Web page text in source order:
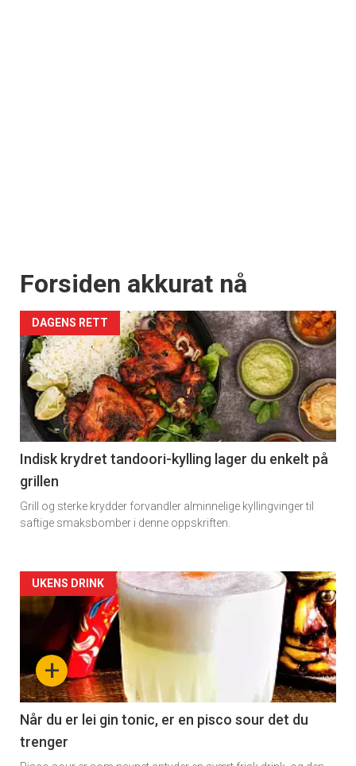
Forsiden akkurat nå
DAGENS RETT
Indisk krydret tandoori-kylling lager du enkelt på
grillen
Grill og sterke krydder forvandler alminnelige kyllingvinger til
saftige smaksbomber i denne oppskriften.
Forsiden
akkurat
nå
-
2
+
UKENS DRINK
Når du er lei gin tonic, er en pisco sour det du
trenger